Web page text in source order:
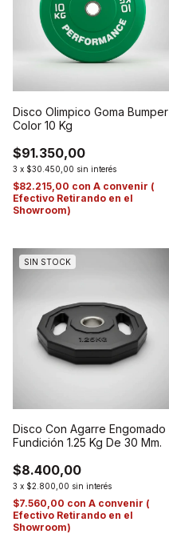
Disco Olimpico Goma Bumper
Color 10 Kg
$91.350,00
3 x $30.450,00 sin interés
$82.215,00 con A convenir (
Efectivo Retirando en el
Showroom)
SIN STOCK
Disco Con Agarre Engomado
Fundición 1.25 Kg De 30 Mm.
$8.400,00
3 x $2.800,00 sin interés
$7.560,00 con A convenir (
Efectivo Retirando en el
Showroom)